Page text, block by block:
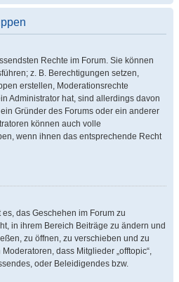
Rechte im Forum. Sie können
z. B. Berechtigungen setzen,
erstellen, Moderationsrechte
Administrator hat, sind allerdings davon
Gründer des Forums oder ein anderer
können auch volle
wenn ihnen das entsprechende Recht
das Geschehen im Forum zu
in ihrem Bereich Beiträge zu ändern und
zu öffnen, zu verschieben und zu
dass Mitglieder „offtopic“,
oder Beleidigendes bzw.